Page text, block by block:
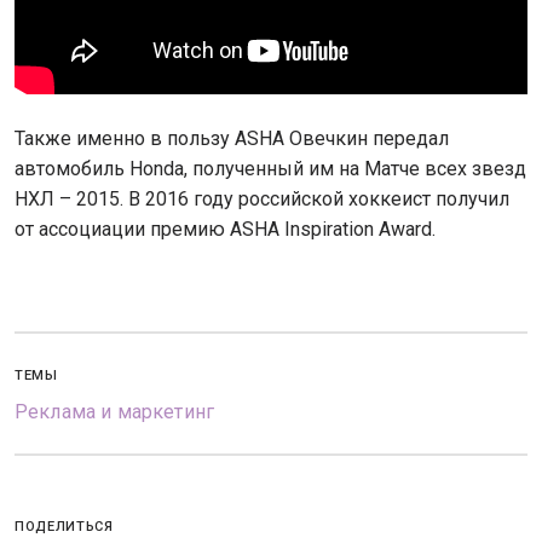
Также именно в пользу ASHA Овечкин передал
автомобиль Honda, полученный им на Матче всех звезд
НХЛ – 2015. В 2016 году российской хоккеист получил
от ассоциации премию ASHA Inspiration Award.
ТЕМЫ
Реклама и маркетинг
ПОДЕЛИТЬСЯ